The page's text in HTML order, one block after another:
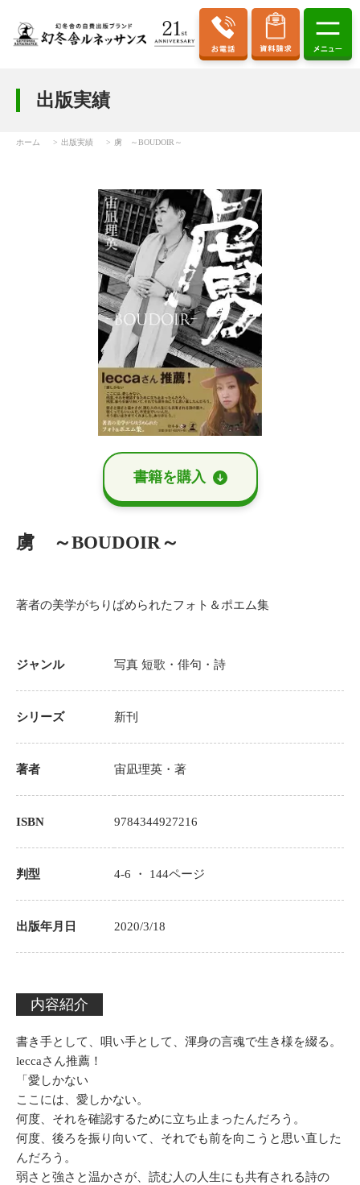
出版実績
ホーム 出版実績 虜 ～BOUDOIR～
書籍を購⼊
虜 ～BOUDOIR～
著者の美学がちりばめられたフォト＆ポエム集
ジャンル 写真 短歌・俳句・詩
シリーズ 新刊
著者 宙凪理英 ・著
ISBN 9784344927216
判型 4-6 ・ 144ページ
出版年月日 2020/3/18
内容紹介
書き手として、唄い手として、渾身の言魂で生き様を綴る。
leccaさん推薦！
「愛しかない
ここには、愛しかない。
何度、それを確認するために立ち止まったんだろう。
何度、後ろを振り向いて、それでも前を向こうと思い直した
んだろう。
弱さと強さと温かさが、読む人の人生にも共有される詩の